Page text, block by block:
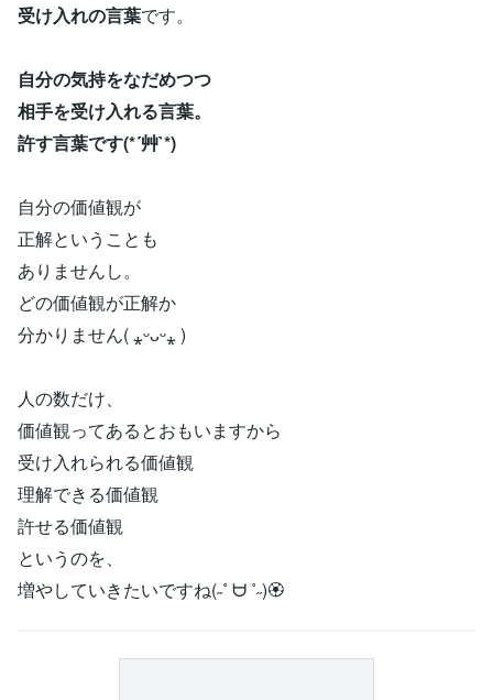
受け入れの言葉です。
自分の気持をなだめつつ
相手を受け入れる言葉。
許す言葉です(*´艸`*)
自分の価値観が
正解ということも
ありませんし。
どの価値観が正解か
分かりません( ⁎ᵕᴗᵕ⁎ )
人の数だけ、
価値観ってあるとおもいますから
受け入れられる価値観
理解できる価値観
許せる価値観
というのを、
増やしていきたいですね(˶˚ ᗨ ˚˶)🏵️